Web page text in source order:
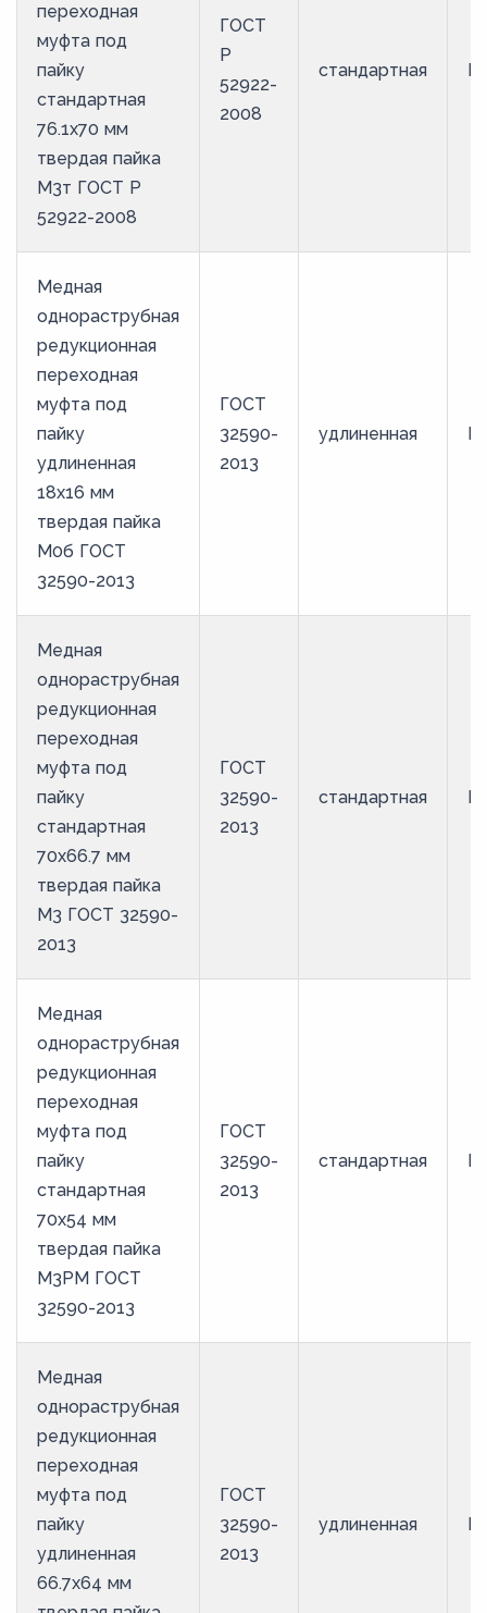
переходная
муфта под
пайку
стандартная
76.1х70 мм
твердая пайка
М3т ГОСТ Р
52922-2008
ГОСТ
Р
52922-
2008
стандартная
Медная
однораструбная
редукционная
переходная
муфта под
пайку
удлиненная
18х16 мм
твердая пайка
М0б ГОСТ
32590-2013
ГОСТ
32590-
2013
удлиненная
Медная
однораструбная
редукционная
переходная
муфта под
пайку
стандартная
70х66.7 мм
твердая пайка
М3 ГОСТ 32590-
2013
ГОСТ
32590-
2013
стандартная
Медная
однораструбная
редукционная
переходная
муфта под
пайку
стандартная
70х54 мм
твердая пайка
М3РМ ГОСТ
32590-2013
ГОСТ
32590-
2013
стандартная
Медная
однораструбная
редукционная
переходная
муфта под
пайку
удлиненная
66.7х64 мм
ГОСТ
32590-
2013
удлиненная